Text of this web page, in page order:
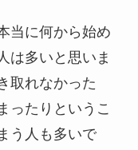
当に何から始め
は多いと思いま
取れなかった
ったりというこ
う人も多いで